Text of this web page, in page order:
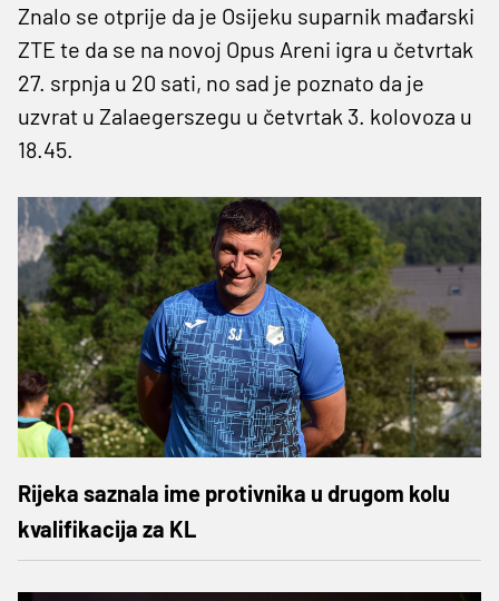
Znalo se otprije da je Osijeku suparnik mađarski
ZTE te da se na novoj Opus Areni igra u četvrtak
27. srpnja u 20 sati, no sad je poznato da je
uzvrat u Zalaegerszegu u četvrtak 3. kolovoza u
18.45.
Rijeka saznala ime protivnika u drugom kolu
kvalifikacija za KL